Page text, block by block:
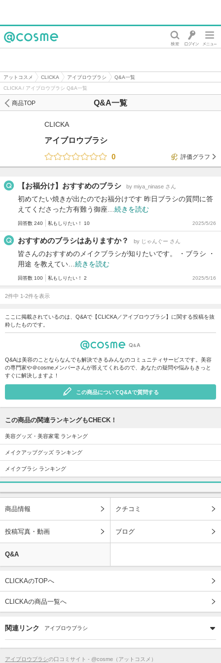
アットコスメ CLICKA アイブロウブラシ
Q&A一覧
CLICKA / アイブロウブラシ Q&A一覧
Q&A一覧
商品TOP
CLICKA
アイブロウブラシ
0
評価グラフ
【お福分け】おすすめのブラシ by miya_ninase さん
初めてたい焼きが出たのでお福分けです 昨日ブラシの質問に答
えてくださった方有難う御座… 続きを読む
回答数 240 私もしりたい！ 10 2025/5/26
おすすめのブラシはありますか？ by じゃんぐー さん
皆さんのおすすめのメイクブラシが知りたいです。 ・ブラシ ・
用途 を教えてい… 続きを読む
回答数 100 私もしりたい！ 2 2025/5/16
2件中 1-2件を表示
ここに掲載されているのは、Q&Aで【CLICKA／アイブロウブラシ】に関する投稿を抜
粋したものです。
Q&Aは美容のことならなんでも解決できるみんなのコミュニティサービスです。美容
の専門家や＠cosmeメンバーさんが答えてくれるので、あなたの疑問や悩みもきっと
すぐに解決しますよ！
この商品についてQ&Aで質問する
この商品の関連ランキングもCHECK！
美容グッズ・美容家電 ランキング
メイクアップグッズ ランキング
メイクブラシ ランキング
商品情報 クチコミ
投稿写真・動画 ブログ
Q&A
CLICKAのTOPへ
CLICKAの商品一覧へ
関連リンク アイブロウブラシ
アイブロウブラシの口コミサイト - @cosme（アットコスメ）